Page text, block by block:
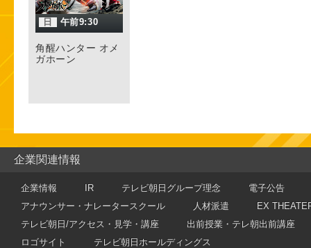
日 午前9:30
角醒ハンター オメ
ガホーン
企業関連情報
企業情報 IR テレビ朝日グループ理念
電子公告
アナウンサー・ナレータースクール
人材派遣
EX
テレビ朝日/アクセス・見学・講座
出前授業・テレ朝出前講座
ロゴサイト
テレビ朝日ホールディングス